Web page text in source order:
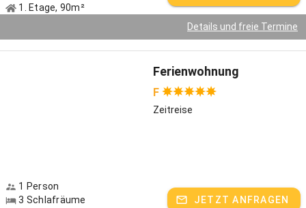
1. Etage, 90m²
Details und freie Termine
Ferienwohnung
F
Zeitreise
1 Person
3 Schlafräume
JETZT ANFRAGEN